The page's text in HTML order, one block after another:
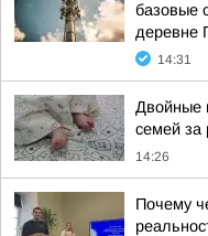
базовые
деревне
14:31
Двойные
семей за
14:26
Почему